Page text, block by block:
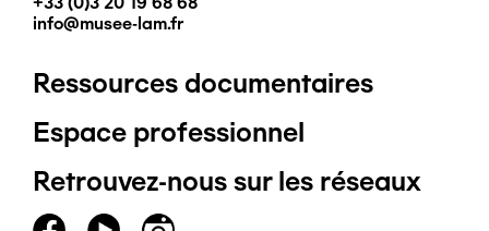
info@musee-lam.fr
Pied
de
page
Ressources documentaires
Espace professionnel
Retrouvez-nous sur les réseaux